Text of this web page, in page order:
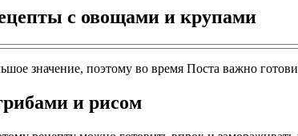
с овощами и крупами
значение, поэтому во время Поста важно
и рисом